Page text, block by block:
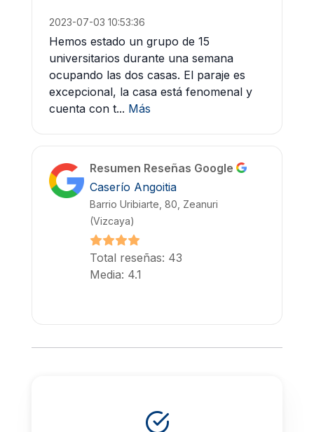
2023-07-03 10:53:36
Hemos estado un grupo de 15
universitarios durante una semana
ocupando las dos casas. El paraje es
excepcional, la casa está fenomenal y
cuenta con t... Más
Resumen Reseñas Google
Caserío Angoitia
Barrio Uribiarte, 80, Zeanuri
(Vizcaya)
Total reseñas: 43
Media: 4.1